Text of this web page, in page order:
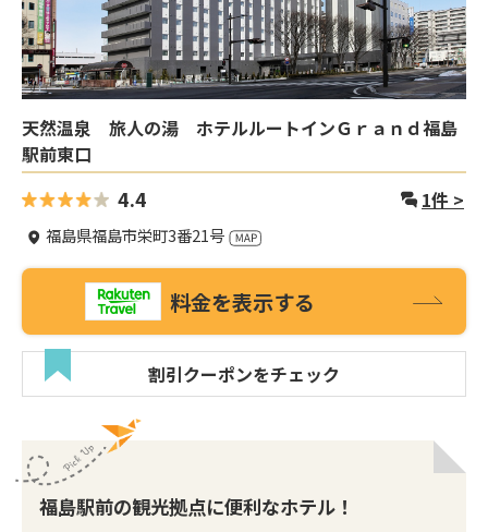
天然温泉 旅人の湯 ホテルルートインＧｒａｎｄ福島
駅前東口
4.4 1件 >
福島県福島市栄町3番21号
料金を表示する
割引クーポンをチェック
福島駅前の観光拠点に便利なホテル！